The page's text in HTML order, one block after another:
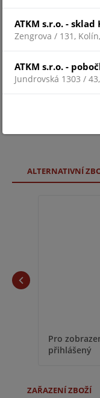
(bílá);
stupeň krytí:
zavírání:
shoda s
Stupeň
ALTERNATIVNÍ
Pro
přihlášený
ZAŘAZENÍ ZBOŽÍ
ATKM s.r.o. - sklad
Zengrova / 131,
ATKM s.r.o. -
Jundrovská 1303 /